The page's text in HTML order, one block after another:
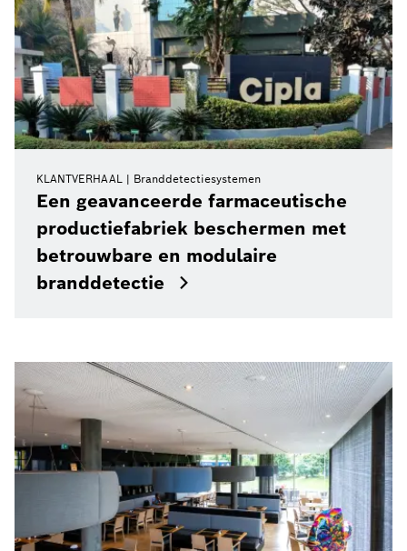
KLANTVERHAAL Branddetectiesystemen
Een geavanceerde farmaceutische
productiefabriek beschermen met
betrouwbare en modulaire
branddetectie